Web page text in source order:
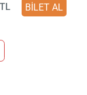
BİLET AL